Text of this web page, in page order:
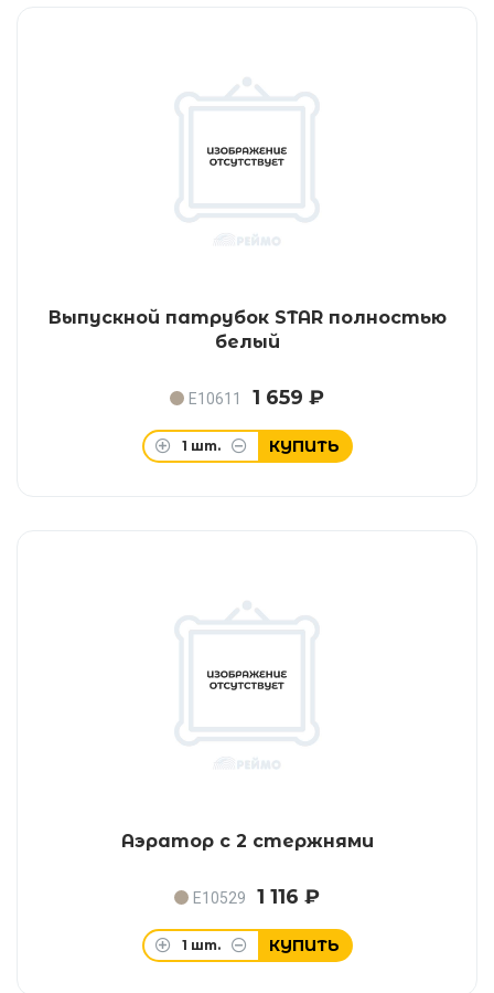
Выпускной патрубок STAR полностью
белый
E10611 1 659 ₽
1 шт. КУПИТЬ
Аэратор с 2 стержнями
E10529 1 116 ₽
1 шт. КУПИТЬ